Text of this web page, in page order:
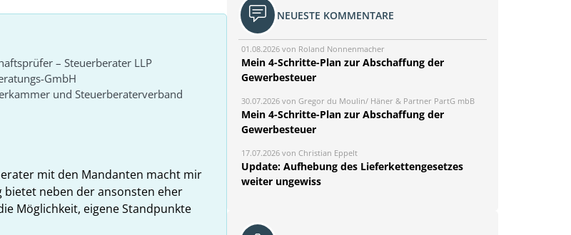
– Steuerberater LLP
GmbH
und Steuerberaterverband
mit den Mandanten macht mir
bietet neben der ansonsten eher
Möglichkeit, eigene Standpunkte
NEUESTE KOMMENTARE
01.08.2026 von Roland Nonnenmacher
Mein 4-Schritte-Plan zur Abschaffung der
Gewerbesteuer
30.07.2026 von Gregor du Moulin/ Häner & Partner PartG mbB
Mein 4-Schritte-Plan zur Abschaffung der
Gewerbesteuer
17.07.2026 von Christian Eppelt
Update: Aufhebung des Lieferkettengesetzes
weiter ungewiss